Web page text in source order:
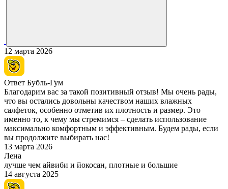
12 марта 2026
Ответ Бубль-Гум
Благодарим вас за такой позитивный отзыв! Мы очень рады,
что вы остались довольны качеством наших влажных
салфеток, особенно отметив их плотность и размер. Это
именно то, к чему мы стремимся – сделать использование
максимально комфортным и эффективным. Будем рады, если
вы продолжите выбирать нас!
13 марта 2026
Лена
лучше чем айвиби и йокосан, плотные и большие
14 августа 2025